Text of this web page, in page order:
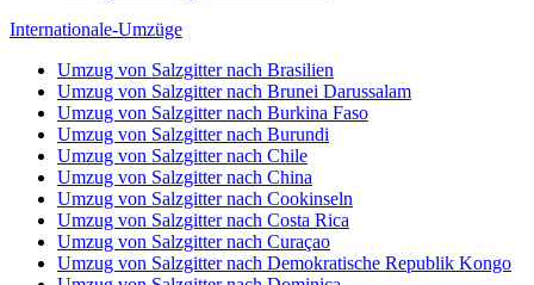
Internationale-Umzüge
Umzug von Salzgitter nach Brasilien
Umzug von Salzgitter nach Brunei Darussalam
Umzug von Salzgitter nach Burkina Faso
Umzug von Salzgitter nach Burundi
Umzug von Salzgitter nach Chile
Umzug von Salzgitter nach China
Umzug von Salzgitter nach Cookinseln
Umzug von Salzgitter nach Costa Rica
Umzug von Salzgitter nach Curaçao
Umzug von Salzgitter nach Demokratische Republik Kongo